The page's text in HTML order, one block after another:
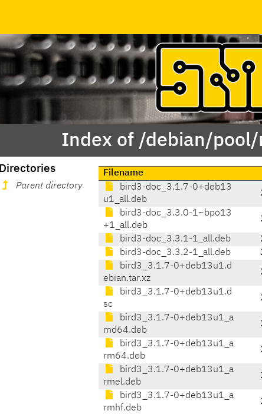
Index of /debian/
Directories
Parent directory
Filename
bird3-doc_3.1.7-0+deb13
u1_all.deb
bird3-doc_3.3.0-1~bpo13
+1_all.deb
bird3-doc_3.3.1-1_all.deb
bird3-doc_3.3.2-1_all.deb
bird3_3.1.7-0+deb13u1.d
ebian.tar.xz
bird3_3.1.7-0+deb13u1.d
sc
bird3_3.1.7-0+deb13u1_a
md64.deb
bird3_3.1.7-0+deb13u1_a
rm64.deb
bird3_3.1.7-0+deb13u1_a
rmel.deb
bird3_3.1.7-0+deb13u1_a
rmhf.deb